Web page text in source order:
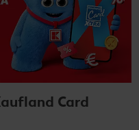
Card